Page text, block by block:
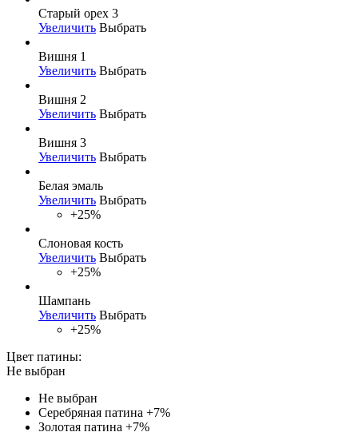
Старый орех 3
Увеличить Выбрать
Вишня 1
Увеличить Выбрать
Вишня 2
Увеличить Выбрать
Вишня 3
Увеличить Выбрать
Белая эмаль
Увеличить Выбрать
+25%
Слоновая кость
Увеличить Выбрать
+25%
Шампань
Увеличить Выбрать
+25%
Цвет патины:
Не выбран
Не выбран
Серебряная патина +7%
Золотая патина +7%